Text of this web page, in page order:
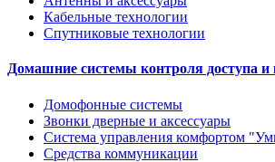
Кабельные технологии
Спутниковые технологии
Домашние системы контроля доступа и
Домофонные системы
Звонки дверные и аксессуары
Система управления комфортом
Средства коммуникации